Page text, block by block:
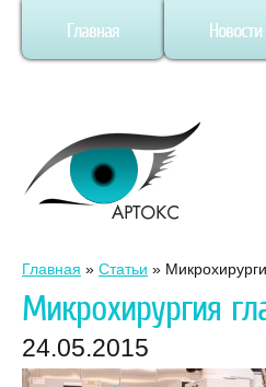
Главная Новости
Главная » Статьи »
Микрохирургия
24.05.2015